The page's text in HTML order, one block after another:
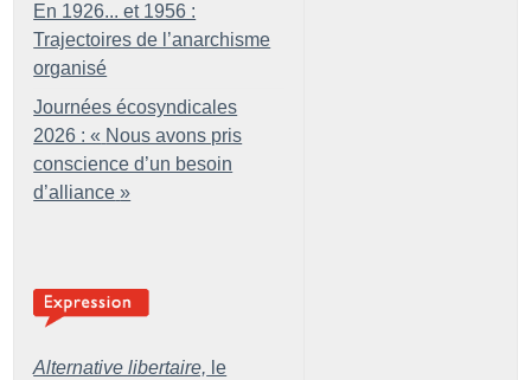
En 1926... et 1956 :
Trajectoires de l’anarchisme
organisé
Journées écosyndicales
2026 : « Nous avons pris
conscience d’un besoin
d’alliance »
Alternative libertaire, le